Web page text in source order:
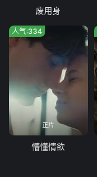
废用身
正片
人气:334
懵懂情欲